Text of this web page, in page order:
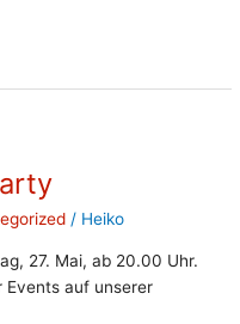
/ Heiko
27. Mai, ab 20.00 Uhr.
auf unserer